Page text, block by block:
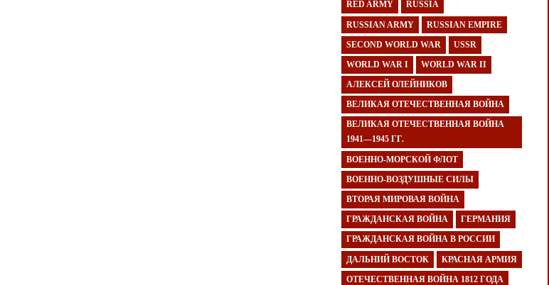
RED ARMY RUSSIA
RUSSIAN ARMY RUSSIAN EMPIRE
SECOND WORLD WAR USSR
WORLD WAR I WORLD WAR II
АЛЕКСЕЙ ОЛЕЙНИКОВ
ВЕЛИКАЯ ОТЕЧЕСТВЕННАЯ ВОЙНА
ВЕЛИКАЯ ОТЕЧЕСТВЕННАЯ ВОЙНА
1941—1945 ГГ.
ВОЕННО-МОРСКОЙ ФЛОТ
ВОЕННО-ВОЗДУШНЫЕ СИЛЫ
ВТОРАЯ МИРОВАЯ ВОЙНА
ГРАЖДАНСКАЯ ВОЙНА ГЕРМАНИЯ
ГРАЖДАНСКАЯ ВОЙНА В РОССИИ
ДАЛЬНИЙ ВОСТОК КРАСНАЯ АРМИЯ
ОТЕЧЕСТВЕННАЯ ВОЙНА 1812 ГОДА